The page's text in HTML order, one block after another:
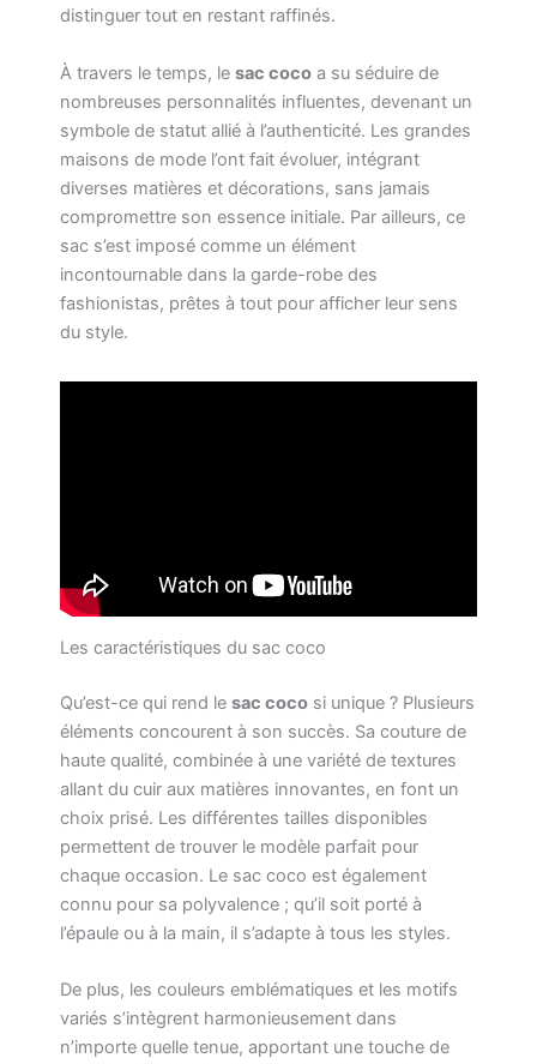
distinguer tout en restant raffinés.
À travers le temps, le sac coco a su séduire de
nombreuses personnalités influentes, devenant un
symbole de statut allié à l’authenticité. Les grandes
maisons de mode l’ont fait évoluer, intégrant
diverses matières et décorations, sans jamais
compromettre son essence initiale. Par ailleurs, ce
sac s’est imposé comme un élément
incontournable dans la garde-robe des
fashionistas, prêtes à tout pour afficher leur sens
du style.
Les caractéristiques du sac coco
Qu’est-ce qui rend le sac coco si unique ? Plusieurs
éléments concourent à son succès. Sa couture de
haute qualité, combinée à une variété de textures
allant du cuir aux matières innovantes, en font un
choix prisé. Les différentes tailles disponibles
permettent de trouver le modèle parfait pour
chaque occasion. Le sac coco est également
connu pour sa polyvalence ; qu’il soit porté à
l’épaule ou à la main, il s’adapte à tous les styles.
De plus, les couleurs emblématiques et les motifs
variés s’intègrent harmonieusement dans
n’importe quelle tenue, apportant une touche de